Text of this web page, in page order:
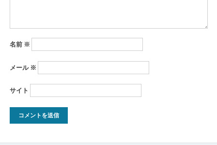
名前 ※
メール ※
サイト